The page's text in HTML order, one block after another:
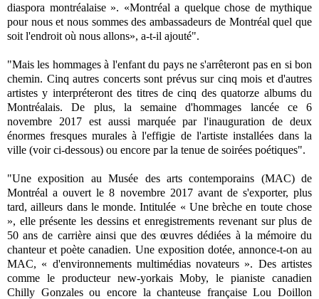
diaspora montréalaise ». «Montréal a quelque chose de mythique
pour nous et nous sommes des ambassadeurs de Montréal quel que
soit l'endroit où nous allons», a-t-il ajouté".
"Mais les hommages à l'enfant du pays ne s'arrêteront pas en si bon
chemin. Cinq autres concerts sont prévus sur cinq mois et d'autres
artistes y interpréteront des titres de cinq des quatorze albums du
Montréalais. De plus, la semaine d'hommages lancée ce 6
novembre 2017 est aussi marquée par l'inauguration de deux
énormes fresques murales à l'effigie de l'artiste installées dans la
ville (voir ci-dessous) ou encore par la tenue de soirées poétiques".
"Une exposition au Musée des arts contemporains (MAC) de
Montréal a ouvert le 8 novembre 2017 avant de s'exporter, plus
tard, ailleurs dans le monde. Intitulée « Une brèche en toute chose
», elle présente les dessins et enregistrements revenant sur plus de
50 ans de carrière ainsi que des œuvres dédiées à la mémoire du
chanteur et poète canadien. Une exposition dotée, annonce-t-on au
MAC, « d'environnements multimédias novateurs ». Des artistes
comme le producteur new-yorkais Moby, le pianiste canadien
Chilly Gonzales ou encore la chanteuse française Lou Doillon